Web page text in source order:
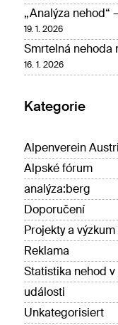
„Analýza nehod“
19. 1. 2026
Smrtelná nehoda
16. 1. 2026
Kategorie
Alpenverein
Alpské fórum
analýza:berg
Doporučení
Projekty a výzkum
Reklama
Statistika nehod
události
Unkategorisiert